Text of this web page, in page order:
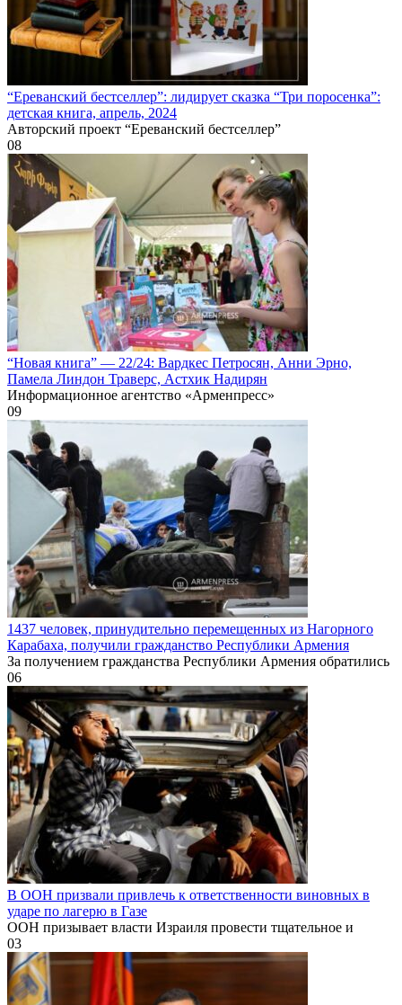
“Ереванский бестселлер”: лидирует сказка “Три поросенка”:
детская книга, апрель, 2024
Авторский проект “Ереванский бестселлер”
08
“Новая книга” — 22/24: Вардкес Петросян, Анни Эрно,
Памела Линдон Траверс, Астхик Надирян
Информационное агентство «Арменпресс»
09
1437 человек, принудительно перемещенных из Нагорного
Карабаха, получили гражданство Республики Армения
За получением гражданства Республики Армения обратились
06
В ООН призвали привлечь к ответственности виновных в
ударе по лагерю в Газе
ООН призывает власти Израиля провести тщательное и
03